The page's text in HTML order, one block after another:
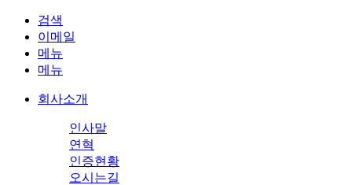
검색
이메일
메뉴
메뉴
회사소개
인사말
연혁
인증현황
오시는길